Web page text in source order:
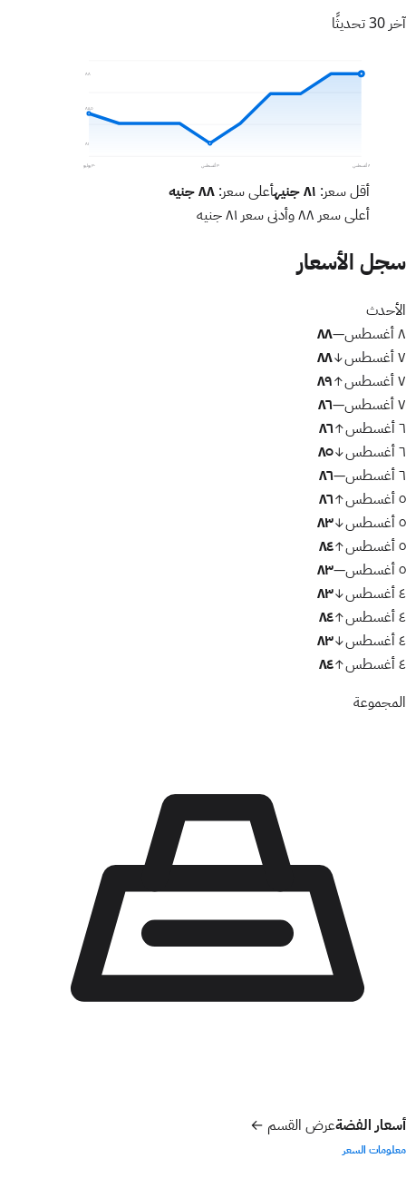
آخر 30 تحديثًا
٨٨
٨٤٫٥
٨١
٣٠ يوليو ٣ أغسطس ٨ أغسطس
أقل سعر: ٨١جنيهأعلى سعر: ٨٨جنيه
أعلى سعر ٨٨وأدنى سعر ٨١جنيه
سجل الأسعار
الأحدث
٨ أغسطس
—٨٨
٧ أغسطس
↓٨٨
٧ أغسطس
↑٨٩
٧ أغسطس
—٨٦
٦ أغسطس
↑٨٦
٦ أغسطس
↓٨٥
٦ أغسطس
—٨٦
٥ أغسطس
↑٨٦
٥ أغسطس
↓٨٣
٥ أغسطس
↑٨٤
٥ أغسطس
—٨٣
٤ أغسطس
↓٨٣
٤ أغسطس
↑٨٤
٤ أغسطس
↓٨٣
٤ أغسطس
↑٨٤
المجموعة
أسعار الفضةعرض القسم ←
معلومات السعر